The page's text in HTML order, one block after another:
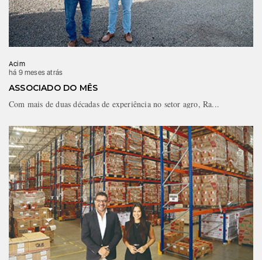
Acim
há 9 meses atrás
ASSOCIADO DO MÊS
Com mais de duas décadas de experiência no setor agro, Ra...